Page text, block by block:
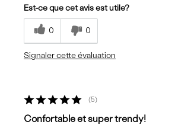
Est-ce que cet avis est utile?
0 0
Signaler cette évaluation
5
Confortable et super trendy!